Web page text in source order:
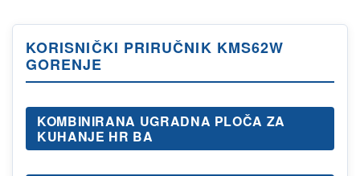
KORISNIČKI PRIRUČNIK KMS62W
GORENJE
KOMBINIRANA UGRADNA PLOČA ZA
KUHANJE HR BA